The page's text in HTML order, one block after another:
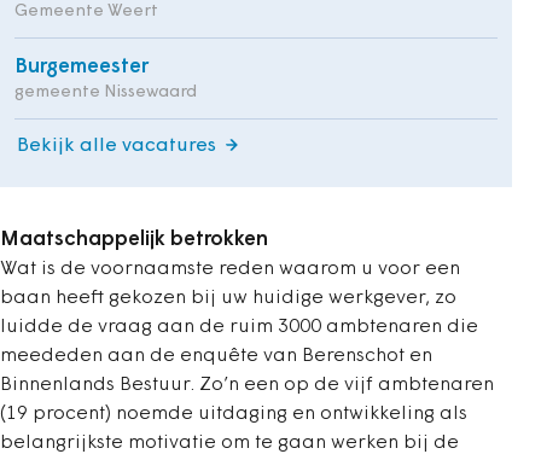
Gemeente Weert
Burgemeester
gemeente Nissewaard
Bekijk alle vacatures
Maatschappelijk betrokken
Wat is de voornaamste reden waarom u voor een
baan heeft gekozen bij uw huidige werkgever, zo
luidde de vraag aan de ruim 3000 ambtenaren die
meededen aan de enquête van Berenschot en
Binnenlands Bestuur. Zo’n een op de vijf ambtenaren
(19 procent) noemde uitdaging en ontwikkeling als
belangrijkste motivatie om te gaan werken bij de